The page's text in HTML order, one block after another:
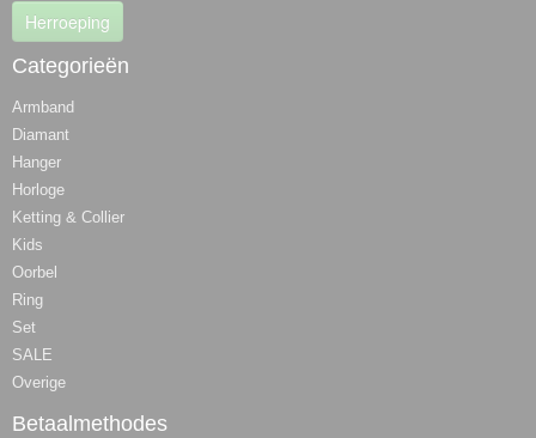
Herroeping
Categorieën
Armband
Diamant
Hanger
Horloge
Ketting & Collier
Kids
Oorbel
Ring
Set
SALE
Overige
Betaalmethodes